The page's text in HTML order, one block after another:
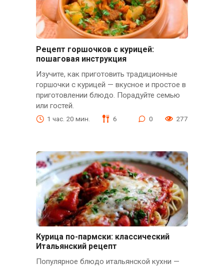
Рецепт горшочков с курицей:
пошаговая инструкция
Изучите, как приготовить традиционные
горшочки с курицей — вкусное и простое в
приготовлении блюдо. Порадуйте семью
или гостей.
1 час. 20 мин. 6 0 277
Курица по-пармски: классический
Итальянский рецепт
Популярное блюдо итальянской кухни —